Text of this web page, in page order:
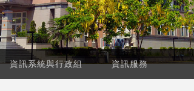
資訊系統與行政組 資訊服務